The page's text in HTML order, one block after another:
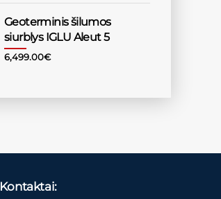
Geoterminis šilumos
siurblys IGLU Aleut 5
6,499.00€
Kontaktai: